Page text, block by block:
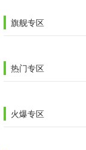
旗舰专区
热门专区
火爆专区